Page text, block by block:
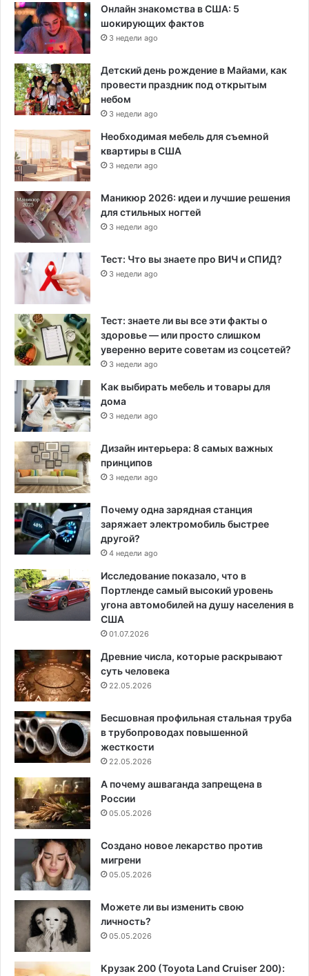
Онлайн знакомства в США: 5
шокирующих фактов
3 недели ago
Детский день рождение в Майами, как
провести праздник под открытым
небом
3 недели ago
Необходимая мебель для съемной
квартиры в США
3 недели ago
Маникюр 2026: идеи и лучшие решения
для стильных ногтей
3 недели ago
Тест: Что вы знаете про ВИЧ и СПИД?
3 недели ago
Тест: знаете ли вы все эти факты о
здоровье — или просто слишком
уверенно верите советам из соцсетей?
3 недели ago
Как выбирать мебель и товары для
дома
3 недели ago
Дизайн интерьера: 8 самых важных
принципов
3 недели ago
Почему одна зарядная станция
заряжает электромобиль быстрее
другой?
4 недели ago
Исследование показало, что в
Портленде самый высокий уровень
угона автомобилей на душу населения в
США
01.07.2026
Древние числа, которые раскрывают
суть человека
22.05.2026
Бесшовная профильная стальная труба
в трубопроводах повышенной
жесткости
22.05.2026
А почему ашваганда запрещена в
России
05.05.2026
Создано новое лекарство против
мигрени
05.05.2026
Можете ли вы изменить свою
личность?
05.05.2026
Крузак 200 (Toyota Land Cruiser 200):